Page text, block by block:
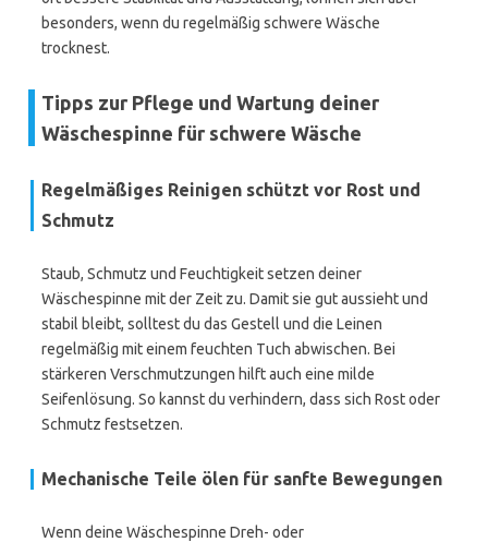
besonders, wenn du regelmäßig schwere Wäsche
trocknest.
Tipps zur Pflege und Wartung deiner
Wäschespinne für schwere Wäsche
Regelmäßiges Reinigen schützt vor Rost und
Schmutz
Staub, Schmutz und Feuchtigkeit setzen deiner
Wäschespinne mit der Zeit zu. Damit sie gut aussieht und
stabil bleibt, solltest du das Gestell und die Leinen
regelmäßig mit einem feuchten Tuch abwischen. Bei
stärkeren Verschmutzungen hilft auch eine milde
Seifenlösung. So kannst du verhindern, dass sich Rost oder
Schmutz festsetzen.
Mechanische Teile ölen für sanfte Bewegungen
Wenn deine Wäschespinne Dreh- oder